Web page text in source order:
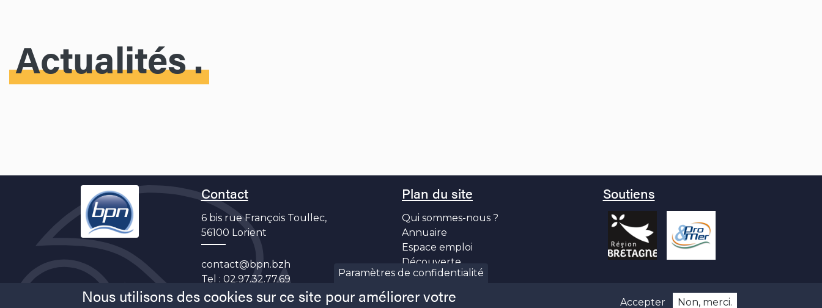
Actualités
Contact
6 bis rue François Toullec,
56100 Lorient
contact@bpn.bzh
Tel : 02.97.32.77.69
Plan du site
Qui sommes-nous ?
Annuaire
Espace emploi
Découverte
Actualités
Soutiens
Paramètres de confidentialité
Nous utilisons des cookies sur ce site pour améliorer votre
Accepter Non, merci.